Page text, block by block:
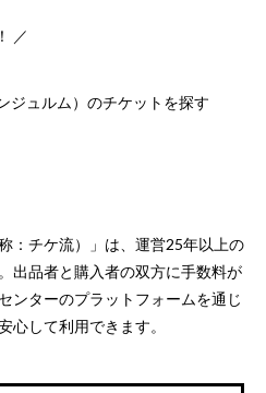
／
ジュルム）のチケットを探す
：チケ流）」は、運営25年以上の
出品者と購入者の双方に手数料が
ンターのプラットフォームを通じ
心して利用できます。